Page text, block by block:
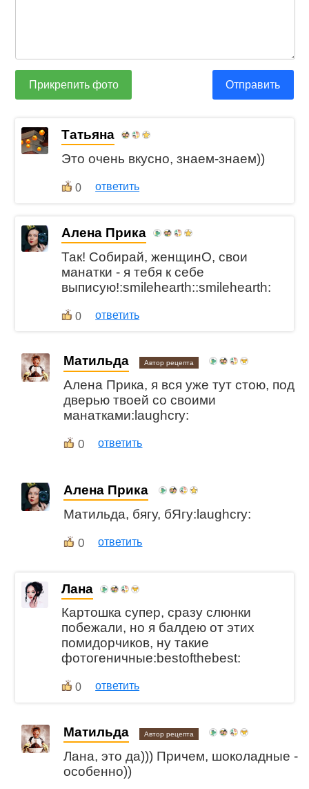
Прикрепить фото Отправить
Татьяна
Это очень вкусно, знаем-знаем))
0 ответить
Алена Прика
Так! Собирай, женщинО, свои
манатки - я тебя к себе
выписую!:smilehearth::smilehearth:
0 ответить
Матильда Автор рецепта
Алена Прика, я вся уже тут стою, под
дверью твоей со своими
манатками:laughcry:
0 ответить
Алена Прика
Матильда, бягу, бЯгу:laughcry:
0 ответить
Лана
Картошка супер, сразу слюнки
побежали, но я балдею от этих
помидорчиков, ну такие
фотогеничные:bestofthebest:
0 ответить
Матильда Автор рецепта
Лана, это да))) Причем, шоколадные -
особенно))